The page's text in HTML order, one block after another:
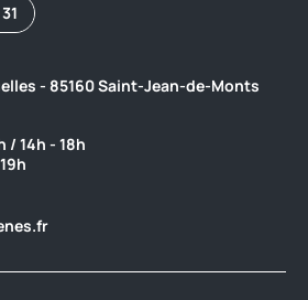
- 85160 Saint-Jean-de-Monts
- 18h